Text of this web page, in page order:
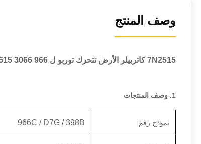
وصف المنتج
7N2515 كاتربيلر الأرض تتحرك توربو ل 966 C D7G 398B 350H 615 3066 محرك توربو
1. وصف المنتجات
نموذج رقم: 966C / D7G / 398B